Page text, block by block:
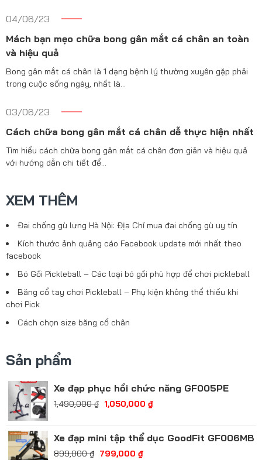
04/06/23
Mách bạn mẹo chữa bong gân mắt cá chân an toàn
và hiệu quả
Bong gân mắt cá chân là 1 dạng bệnh lý thường xuyên gặp phải
trong cuộc sống ngày, nhất là…
03/06/23
Cách chữa bong gân mắt cá chân dễ thực hiện nhất
Tìm hiểu cách chữa bong gân mắt cá chân đơn giản và hiệu quả
với hướng dẫn chi tiết để…
XEM THÊM
Đai chống gù lưng Hà Nội: Địa Chỉ mua đai chống gù uy tín
Kích thước ảnh quảng cáo Facebook update mới nhất theo
facebook
Bó Gối Pickleball – Các loại bó gối phù hợp để chơi pickleball
Băng cổ tay chơi Pickleball – Phụ kiện không thể thiếu khi
chơi Pick
Cách chọn size băng cổ chân
Sản phẩm
Xe đạp phục hồi chức năng GF005PE
1,490,000₫ 1,050,000 ₫
Xe đạp mini tập thể dục GoodFit GF006MB
899,000₫ 799,000 ₫